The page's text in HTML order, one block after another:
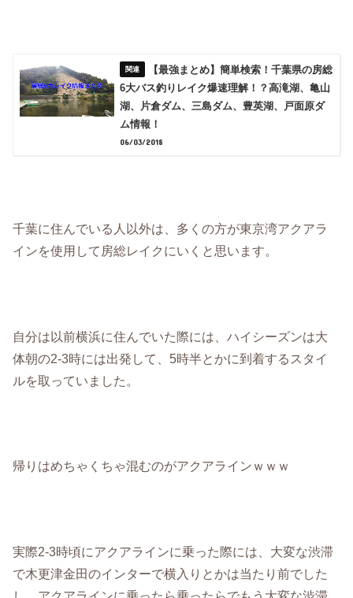
【最強まとめ】簡単検索！千葉県の房総
6大バス釣りレイク爆速理解！？高滝湖、亀山
湖、片倉ダム、三島ダム、豊英湖、戸面原ダ
ム情報！
06/03/2018
千葉に住んでいる人以外は、多くの方が東京湾アクアラ
インを使用して房総レイクにいくと思います。
自分は以前横浜に住んでいた際には、ハイシーズンは大
体朝の2-3時には出発して、5時半とかに到着するスタイ
ルを取っていました。
帰りはめちゃくちゃ混むのがアクアラインｗｗｗ
実際2-3時頃にアクアラインに乗った際には、大変な渋滞
で木更津金田のインターで横入りとかは当たり前でした